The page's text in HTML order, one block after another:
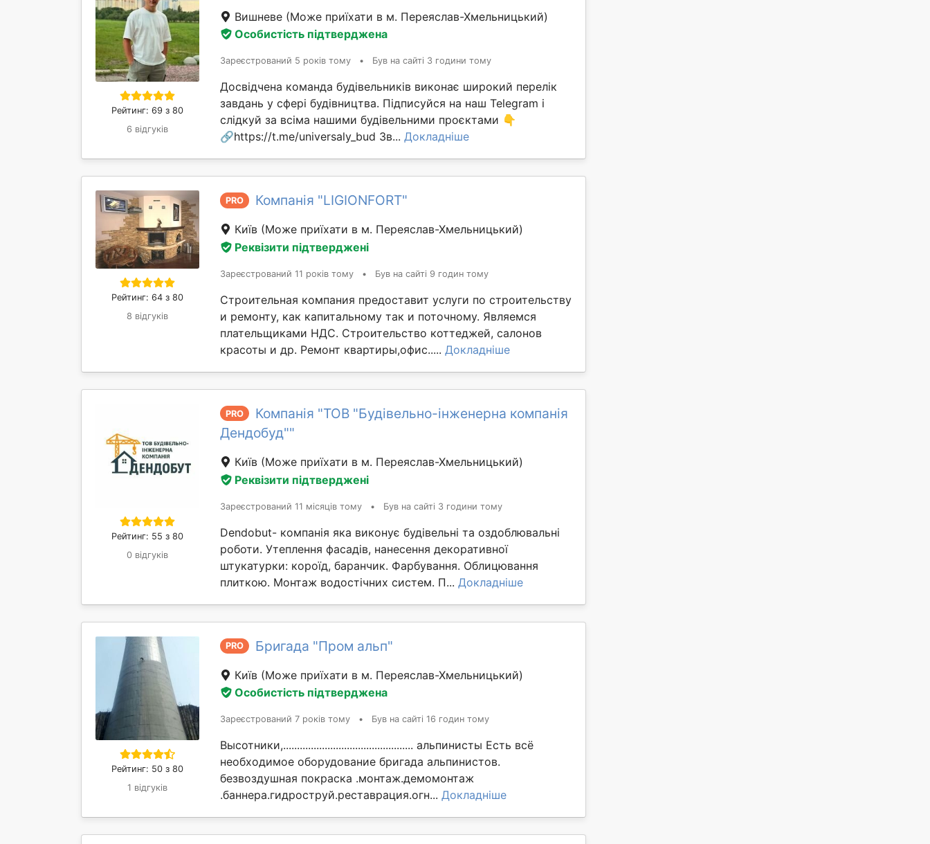
Рейтинг: 69 з 80
6 відгуків
Вишневе (Може приїхати в м. Переяслав-Хмельницький)
Особистість підтверджена
Зареєстрований 5 років тому • Був на сайті 3 години тому
Досвідчена команда будівельників виконає широкий перелік
завдань у сфері будівництва. Підписуйся на наш Telegram і
слідкуй за всіма нашими будівельними проєктами 👇
🔗https://t.me/universaly_bud Зв... Докладніше
Рейтинг: 64 з 80
8 відгуків
PRO Компанія "LIGIONFORT"
Київ (Може приїхати в м. Переяслав-Хмельницький)
Реквізити підтверджені
Зареєстрований 11 років тому • Був на сайті 9 годин тому
Строительная компания предоставит услуги по строительству
и ремонту, как капитальному так и поточному. Являемся
плательщиками НДС. Строительство коттеджей, салонов
красоты и др. Ремонт квартиры,офис..... Докладніше
Рейтинг: 55 з 80
0 відгуків
PRO
Компанія "ТОВ "Будівельно-інженерна компанія
Дендобуд""
Київ (Може приїхати в м. Переяслав-Хмельницький)
Реквізити підтверджені
Зареєстрований 11 місяців тому • Був на сайті 3 години тому
Dendobut- компанія яка виконує будівельні та оздоблювальні
роботи. Утеплення фасадів, нанесення декоративної
штукатурки: короїд, баранчик. Фарбування. Облицювання
плиткою. Монтаж водостічних систем. П... Докладніше
Рейтинг: 50 з 80
1 відгуків
PRO Бригада "Пром альп"
Київ (Може приїхати в м. Переяслав-Хмельницький)
Особистість підтверджена
Зареєстрований 7 років тому • Був на сайті 16 годин тому
Высотники,............................................... альпинисты Есть всё
необходимое оборудование бригада альпинистов.
безвоздушная покраска .монтаж.демомонтаж
.баннера.гидроструй.реставрация.огн... Докладніше